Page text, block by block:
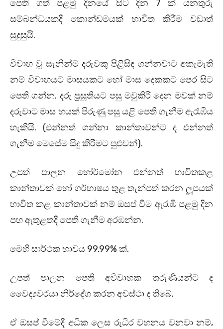
පෙති ගත් පළමු දිනයේ සිට දින 7 ක් යනතුරු
සම්බන්ධයකදී කොන්ඩමයක් භාවිත කිරීම වඩාත්
සුදුසුයි.
විවාහ වූ සැනින්ම දරුවකු පිළිසිඳ ගන්නවාට අකැමැති
නම් විවාහයට මාසයකට හෝ මාස දෙකකට පෙර සිට
පෙති ගන්න. දරු ප්‍රසූතියට පසු මවුකිරි දෙන මවක් නම්
දරුවාට මාස හයක් පිරුණු පසු යළි පෙති ගැනීම ඇරැඹිය
හැකියි. (එන්නත් ගන්නා කාන්තාවන්ට ද එන්නත්
ගැනීම මෙසේම සිදු කිරීමට පුළුවන්).
උපත් පාලන හෝර්මෝන එන්නත් භාවිතකළ
කාන්තාවක් හෝ ගර්භාෂය තුළ තැන්පත් කරන ලූපයක්
භාවිත කළ කාන්තාවක් නම් ඔසප් වීම ඇරැඹී පළමු දින
පහ ඇතුළතදී පෙති ගැනීම අරඹන්න.
මෙහි සාර්ථක භාවය 99.99% ක්.
උපත් පාලන පෙති අවිවාහක තරුණියන්ට ද
වෛද්‍යවරයා නිර්දේශ කරන අවස්ථා ද තිබේ.
ඒ ඔසප් වීමේදී අධික ලෙස රුධිර වහනය වනවා නම්,